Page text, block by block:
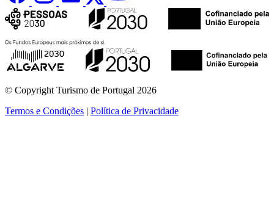
© Copyright Turismo de Portugal 2026
Termos e Condições | Política de Privacidade